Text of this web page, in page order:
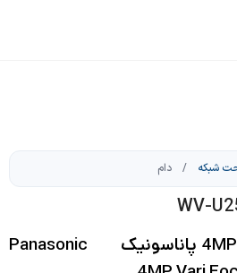
شبکه / دام
دوربین مداربسته دام متغیر 4MP پاناسونیک Panasonic